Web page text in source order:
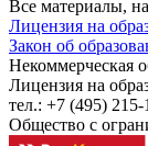
Все материалы,
Лицензия на
Закон об
Некоммерческая
Лицензия на
тел.: +7 (495)
Общество с